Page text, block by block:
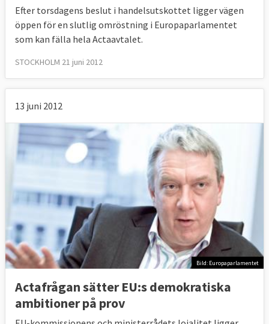
Efter torsdagens beslut i handelsutskottet ligger vägen
öppen för en slutlig omröstning i Europaparlamentet
som kan fälla hela Actaavtalet.
STOCKHOLM 21 juni 2012
13 juni 2012
Bild: Europaparlamentet
Actafrågan sätter EU:s demokratiska
ambitioner på prov